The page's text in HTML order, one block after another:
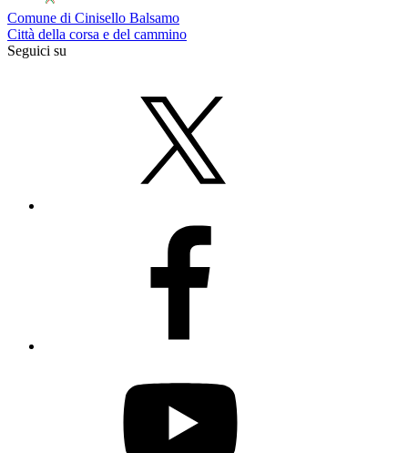
Comune di Cinisello Balsamo
Città della corsa e del cammino
Seguici su